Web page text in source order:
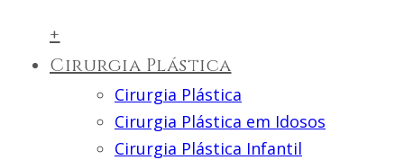
+
Cirurgia Plástica
Cirurgia Plástica
Cirurgia Plástica em Idosos
Cirurgia Plástica Infantil